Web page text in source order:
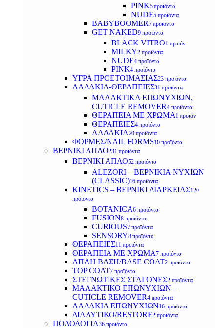
PINK5 προϊόντα
NUDE5 προϊόντα
BABYBOOMER7 προϊόντα
GET NAKED9 προϊόντα
BLACK VITRO1 προϊόν
MILKY2 προϊόντα
NUDE4 προϊόντα
PINK4 προϊόντα
ΥΓΡΑ ΠΡΟΕΤΟΙΜΑΣΙΑΣ23 προϊόντα
ΛΑΔΑΚΙΑ-ΘΕΡΑΠΕΙΕΣ31 προϊόντα
ΜΑΛΑΚΤΙΚΑ ΕΠΩΝΥΧΙΩΝ,
CUTICLE REMOVER4 προϊόντα
ΘΕΡΑΠΕΙΑ ΜΕ ΧΡΩΜΑ 1 προϊόν
ΘΕΡΑΠΕΙΕΣ4 προϊόντα
ΛΑΔΑΚΙΑ20 προϊόντα
ΦΟΡΜΕΣ/NAIL FORMS10 προϊόντα
ΒΕΡΝΙΚΙ ΑΠΛΟ231 προϊόντα
ΒΕΡΝΙΚΙ ΑΠΛΟ52 προϊόντα
ALEZORI – ΒΕΡΝΙΚΙΑ ΝΥΧΙΩΝ
(CLASSIC)16 προϊόντα
KINETICS – ΒΕΡΝΙΚΙ ΔΙΑΡΚΕΙΑΣ120
προϊόντα
BOTANICA6 προϊόντα
FUSION8 προϊόντα
CURIOUS7 προϊόντα
SENSORY8 προϊόντα
ΘΕΡΑΠΕΙΕΣ11 προϊόντα
ΘΕΡΑΠΕΙΑ ΜΕ ΧΡΩΜΑ7 προϊόντα
ΑΠΛΗ ΒΑΣΗ/BASE COAT2 προϊόντα
TOP COAT7 προϊόντα
ΣΤΕΓΝΩΤΙΚΕΣ ΣΤΑΓΟΝΕΣ2 προϊόντα
ΜΑΛΑΚΤΙΚΟ ΕΠΩΝΥΧΙΩΝ –
CUTICLE REMOVER4 προϊόντα
ΛΑΔΑΚΙΑ ΕΠΩΝΥΧΙΩΝ16 προϊόντα
ΔΙΑΛΥΤΙΚΟ/RESTORE2 προϊόντα
ΠΟΔΟΛΟΓΙΑ36 προϊόντα